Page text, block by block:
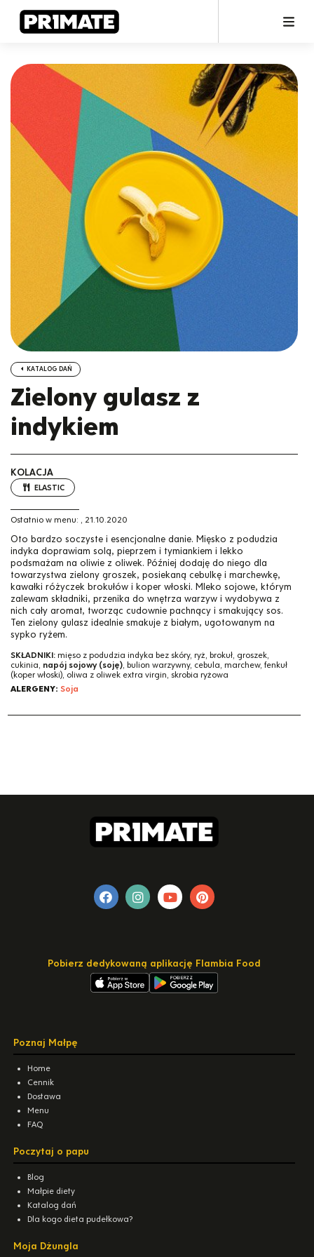
KATALOG DAŃ
Zielony gulasz z
indykiem
KOLACJA
ELASTIC
Ostatnio w menu: , 21.10.2020
Oto bardzo soczyste i esencjonalne danie. Mięsko z podudzia
indyka doprawiam solą, pieprzem i tymiankiem i lekko
podsmażam na oliwie z oliwek. Później dodaję do niego dla
towarzystwa zielony groszek, posiekaną cebulkę i marchewkę,
kawałki różyczek brokułów i koper włoski. Mleko sojowe, którym
zalewam składniki, przenika do wnętrza warzyw i wydobywa z
nich cały aromat, tworząc cudownie pachnący i smakujący sos.
Ten zielony gulasz idealnie smakuje z białym, ugotowanym na
sypko ryżem.
SKŁADNIKI: mięso z podudzia indyka bez skóry, ryż, brokuł, groszek,
cukinia, napój sojowy (soję), bulion warzywny, cebula, marchew, fenkuł
(koper włoski), oliwa z oliwek extra virgin, skrobia ryżowa
ALERGENY: Soja
Pobierz dedykowaną aplikację Flambia Food
Poznaj Małpę
Home
Cennik
Dostawa
Menu
FAQ
Poczytaj o papu
Blog
Małpie diety
Katalog dań
Dla kogo dieta pudełkowa?
Moja Dżungla